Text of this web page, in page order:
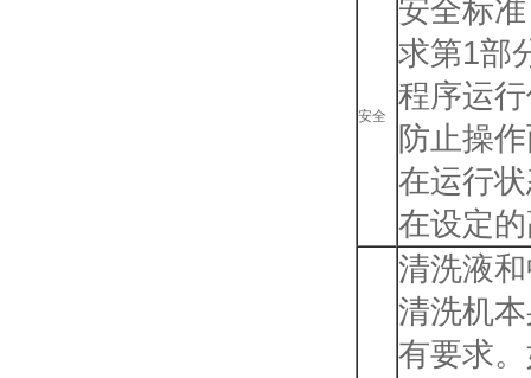
安全
安全标
求第1部
程序运
防止操
在运行
在设定
清洗液
清洗机
有要求